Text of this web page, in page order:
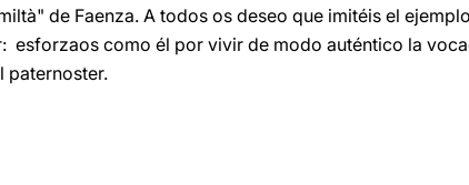
de Faenza. A todos os deseo que imitéis el
esforzaos como él por vivir de modo auténtico la
paternoster.